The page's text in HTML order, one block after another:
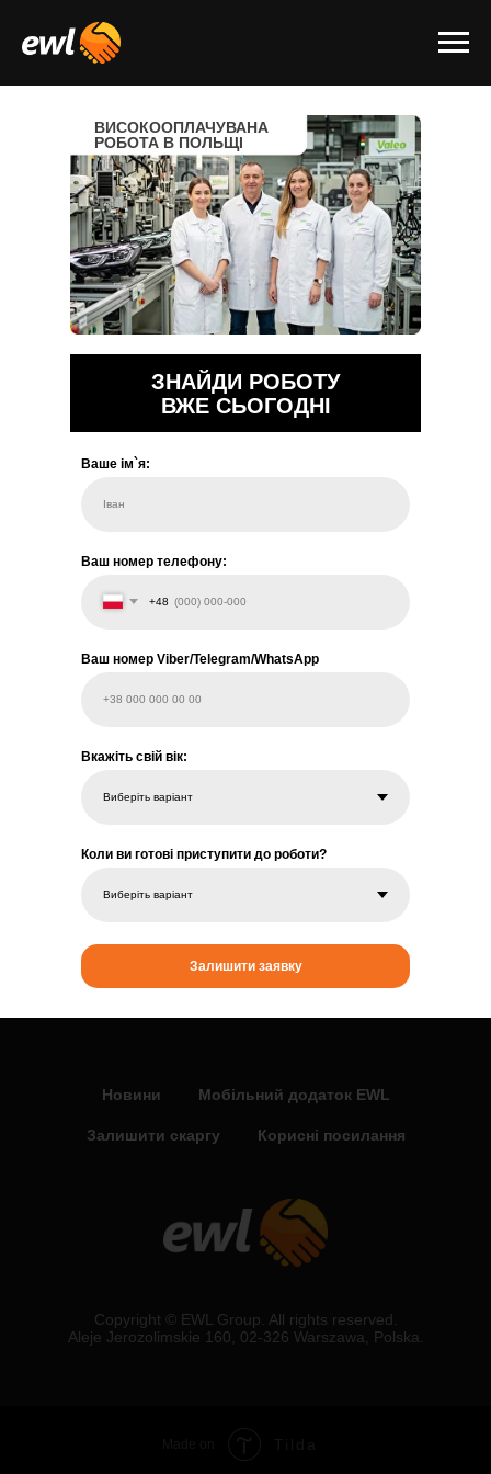
ВИСОКООПЛАЧУВАНА
РОБОТА В ПОЛЬЩІ
Ваше ім`я:
Іван
Ваш номер телефону:
+48
Ваш номер Viber/Telegram/WhatsApp
+38 000 000 00 00
Вкажіть свій вік:
Коли ви готові приступити до роботи?
Залишити заявку
ЗНАЙДИ РОБОТУ
ВЖЕ СЬОГОДНІ
Новини Мобільний додаток EWL
Залишити скаргу Корисні посилання
Copyright © EWL Group. All rights reserved.
Aleje Jerozolimskie 160, 02-326 Warszawa, Polska.